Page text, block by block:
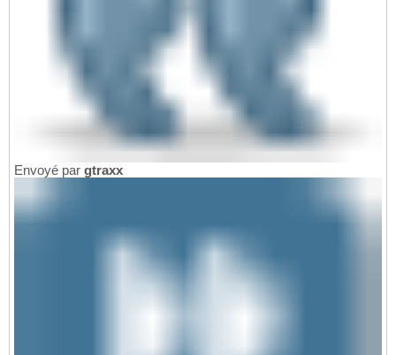
Envoyé par gtraxx